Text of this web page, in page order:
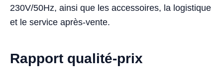
230V/50Hz, ainsi que les accessoires, la logistique
et le service après-vente.
Rapport qualité-prix